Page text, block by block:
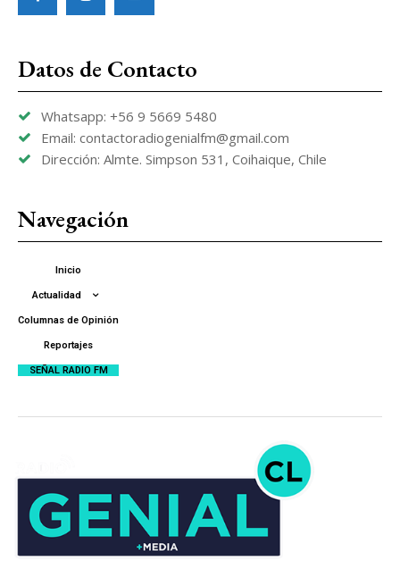
Datos de Contacto
Whatsapp: +56 9 5669 5480
Email: contactoradiogenialfm@gmail.com
Dirección: Almte. Simpson 531, Coihaique, Chile
Navegación
Inicio
Actualidad
Columnas de Opinión
Reportajes
SEÑAL RADIO FM